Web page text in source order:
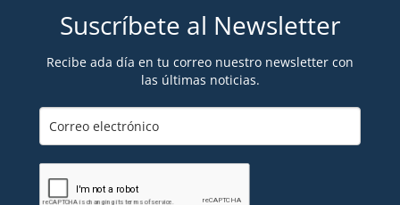
Suscríbete al Newsletter
Recibe ada día en tu correo nuestro newsletter con
las últimas noticias.